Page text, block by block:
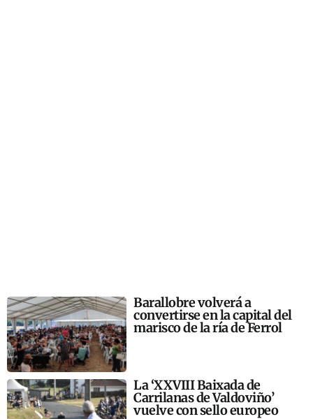
Barallobre volverá a
convertirse en la capital del
marisco de la ría de Ferrol
La ‘XXVIII Baixada de
Carrilanas de Valdoviño’
vuelve con sello europeo